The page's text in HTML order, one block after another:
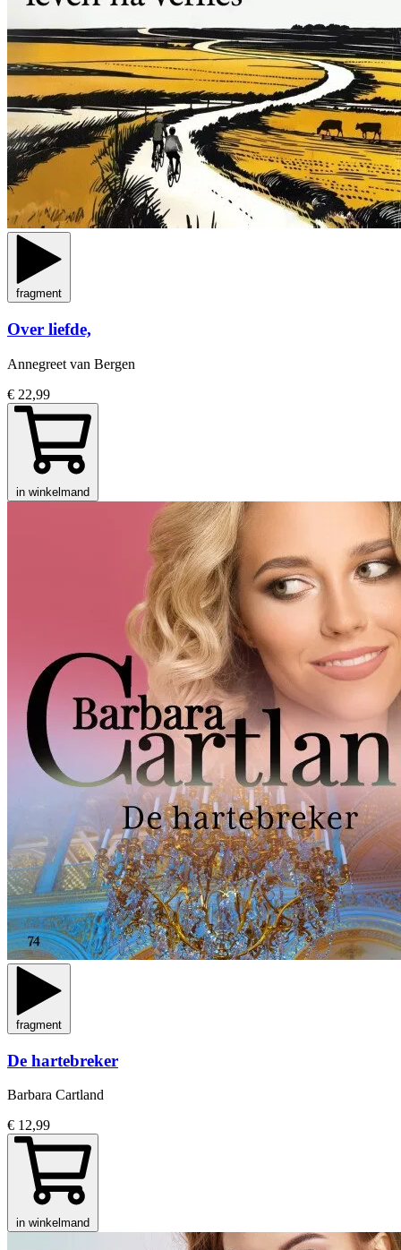
fragment
Over liefde,
Annegreet van Bergen
€ 22,99
in winkelmand
fragment
De hartebreker
Barbara Cartland
€ 12,99
in winkelmand